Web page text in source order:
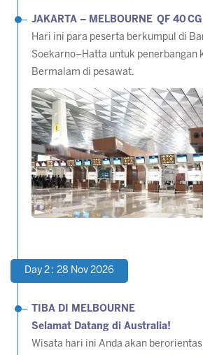
JAKARTA – MELBOURNE QF 40
Hari ini para peserta berkumpul di
Soekarno–Hatta untuk penerbangan
Bermalam di pesawat.
Day 2 : 28 Nov 2026
TIBA DI MELBOURNE
Selamat Datang di Australia!
Wisata hari ini Anda akan